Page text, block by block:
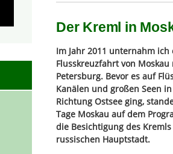
Der Kreml in
Im Jahr 2011 unternahm ich
Flusskreuzfahrt von Moskau
Petersburg. Bevor es auf
Kanälen und großen Seen in
Richtung Ostsee ging,
Tage Moskau auf dem
die Besichtigung des
russischen Hauptstadt.